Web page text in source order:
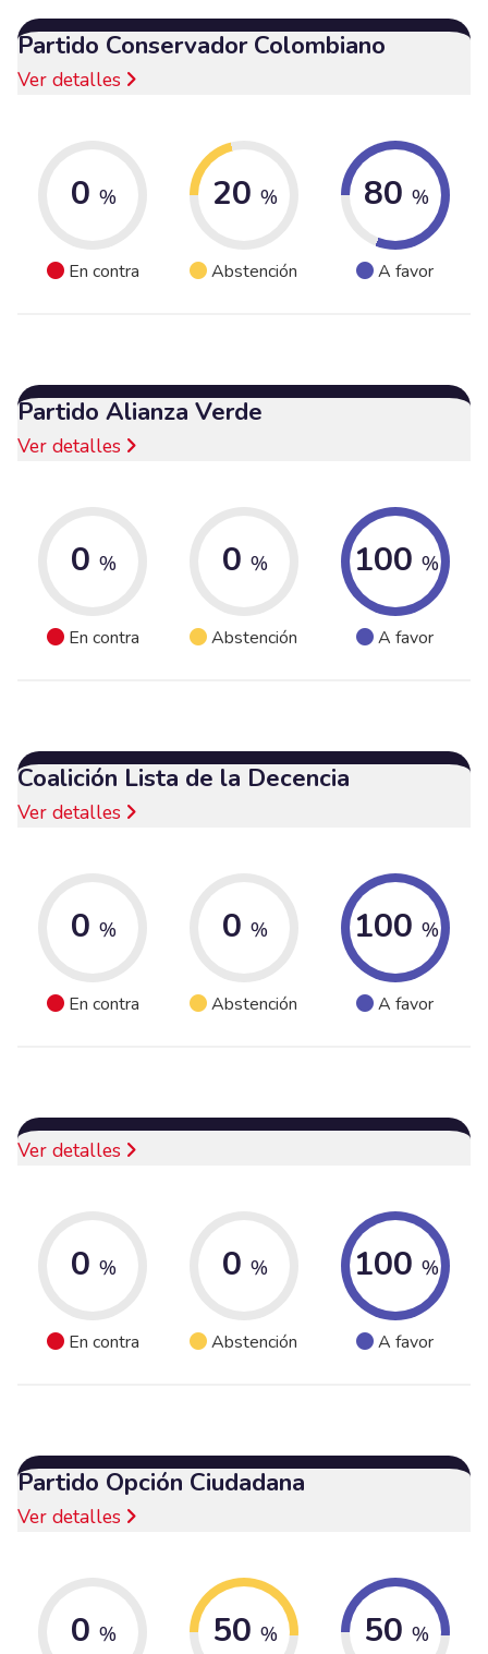
Partido Conservador Colombiano
Ver detalles
0 %
En contra
20 %
Abstención
80 %
A favor
Partido Alianza Verde
Ver detalles
0 %
En contra
0 %
Abstención
100 %
A favor
Coalición Lista de la Decencia
Ver detalles
0 %
En contra
0 %
Abstención
100 %
A favor
Ver detalles
0 %
En contra
0 %
Abstención
100 %
A favor
Partido Opción Ciudadana
Ver detalles
0 % 50 % 50 %